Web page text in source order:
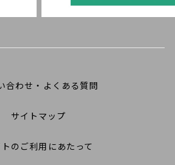
合わせ・よくある質問
サイトマップ
のご利用にあたって